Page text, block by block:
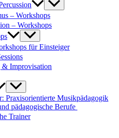
– Workshops
– Workshops
für Einsteiger
Improvisation
Praxisorientierte Musikpädagogik
pädagogische Berufe
Trainer